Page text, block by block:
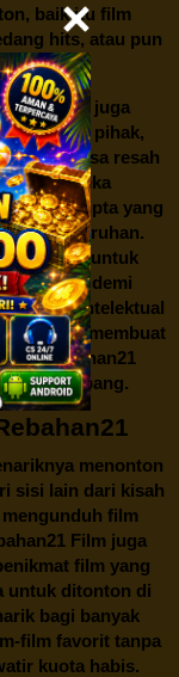
baik itu film
hits, atau pun
terbaik.
juga
Banyak pihak,
merasa resah
ini. Mereka
hak cipta yang
keseluruhan.
upaya untuk
demi
intelektual
yang membuat
diRebahan21
berkembang.
menonton
sisi lain dari kisah
film
Film juga
film yang
untuk ditonton di
bagi banyak
film favorit tanpa
kuota habis.